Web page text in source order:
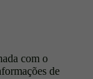
com o
de